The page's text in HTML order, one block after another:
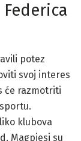
potez
svoj interes
će razmotriti
klubova
Magpiesi su